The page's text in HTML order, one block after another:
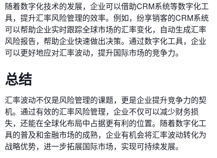
随着数字化技术的发展，企业可以借助CRM系统等数字化工
具，提升汇率风险管理的效率。例如，纷享销客的CRM系统
可以帮助企业实时跟踪全球市场的汇率变化，自动生成汇率
风险报告，帮助企业快速做出决策。通过数字化工具，企业
可以更好地应对汇率波动，提升国际市场的竞争力。
总结
汇率波动不仅是风险管理的课题，更是企业提升竞争力的契
机。通过有效的汇率风险管理，企业不仅可以减少财务损
失，还能在全球化布局中占据更有利的位置。随着数字化工
具的普及和金融市场的成熟，企业有机会将汇率波动转化为
战略优势，进一步拓展国际市场，实现可持续发展。